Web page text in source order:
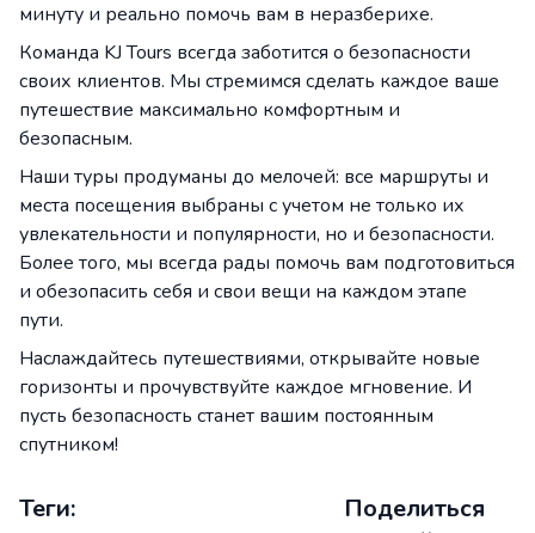
минуту и реально помочь вам в неразберихе.
Команда KJ Tours всегда заботится о безопасности
своих клиентов. Мы стремимся сделать каждое ваше
путешествие максимально комфортным и
безопасным.
Наши туры продуманы до мелочей: все маршруты и
места посещения выбраны с учетом не только их
увлекательности и популярности, но и безопасности.
Более того, мы всегда рады помочь вам подготовиться
и обезопасить себя и свои вещи на каждом этапе
пути.
Наслаждайтесь путешествиями, открывайте новые
горизонты и прочувствуйте каждое мгновение. И
пусть безопасность станет вашим постоянным
спутником!
Теги:
Поделиться